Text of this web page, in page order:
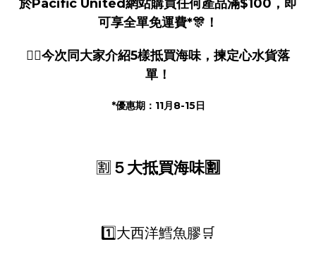
於Pacific United網站購買任何產品滿$100，即
可享全單免運費*🎊！
👉🏻今次同大家介紹5樣抵買海味，揀定心水貨落
單！
*優惠期：11月8-15日
🈹 ５大抵買海味🈹
1️⃣大西洋鱈魚膠🛒